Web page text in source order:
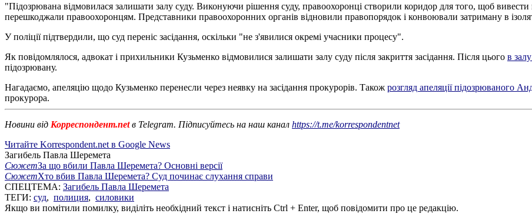
"Підозрювана відмовилася залишати залу суду. Виконуючи рішення суду, правоохоронці створили коридор для того, щоб вивести
перешкоджали правоохоронцям. Представники правоохоронних органів відновили правопорядок і конвоювали затриману в
У поліції підтвердили, що суд переніс засідання, оскільки "не з'явилися окремі учасники процесу".
Як повідомлялося, адвокат і прихильники Кузьменко відмовилися залишати залу суду після закриття засідання. Після цього в
підозрювану.
Нагадаємо, апеляцію щодо Кузьменко перенесли через неявку на засідання прокурорів. Також розгляд апеляції підозрюваного
прокурора.
Новини від Корреспондент.netв Telegram. Підписуйтесь на наш канал https://t.me/korrespondentnet
Читайте Korrespondent.net в Google News
Загибель Павла Шеремета
СюжетЗа що вбили Павла Шеремета? Основні версії
СюжетХто вбив Павла Шеремета? Суд починає слухання справи
СПЕЦТЕМА: Загибель Павла Шеремета
ТЕГИ: суд, полиция, силовики
Якщо ви помітили помилку, виділіть необхідний текст і натисніть Ctrl + Enter, щоб повідомити про це редакцію.